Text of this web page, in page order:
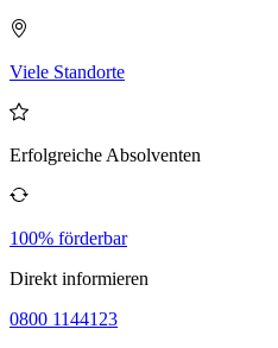
Viele Standorte
Erfolgreiche Absolventen
100% förderbar
Direkt informieren
0800 1144123